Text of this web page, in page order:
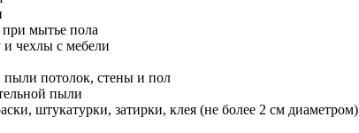
мытье пола
чехлы с мебели
пыли потолок, стены и пол
пыли
штукатурки, затирки, клея (не более 2 см диаметром)